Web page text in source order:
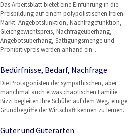
Das Arbeitsblatt bietet eine Einführung in die
Preisbildung auf einem polypolistischen freien
Markt. Angebotsfunktion, Nachfragefunktion,
Gleichgewichtspreis, Nachfrageüberhang,
Angebotsüberhang, Sättigungsmenge und
Prohibitivpreis werden anhand ein…
Bedürfnisse, Bedarf, Nachfrage
Die Protagonisten der sympathischen, aber
manchmal auch etwas chaotischen Familie
Bizzi begleiten Ihre Schüler auf dem Weg, einige
Grundbegriffe der Wirtschaft kennen zu lernen.
Güter und Güterarten